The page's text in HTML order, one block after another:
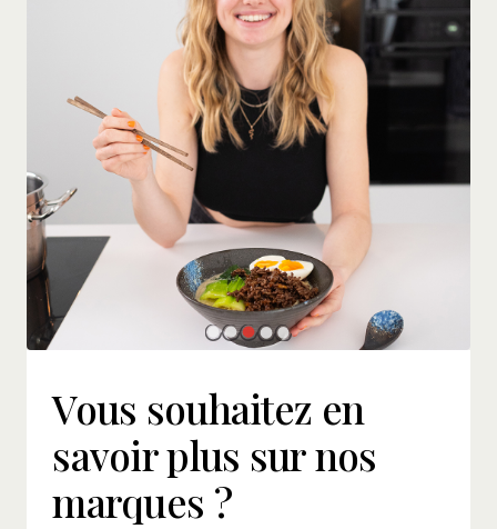
Vous souhaitez en
savoir plus sur nos
marques ?